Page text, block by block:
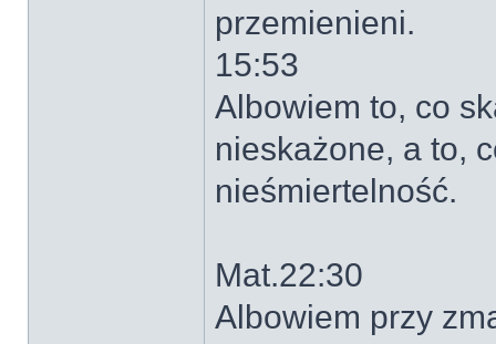
przemienieni.
15:53
Albowiem to, co
nieskażone, a to,
nieśmiertelność.
Mat.22:30
Albowiem przy